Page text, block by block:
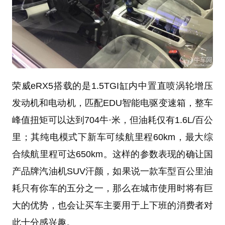
荣威eRX5搭载的是1.5TGI缸内中置直喷涡轮增压
发动机和电动机，匹配EDU智能电驱变速箱，整车
峰值扭矩可以达到704牛·米，但油耗仅有1.6L/百公
里；其纯电模式下新车可续航里程60km，最大综
合续航里程可达650km。这样的参数表现的确让国
产品牌汽油机SUV汗颜，如果说一款车型百公里油
耗只有你车的五分之一，那么在城市使用时将有巨
大的优势，也会让买车主要用于上下班的消费者对
此十分感兴趣。